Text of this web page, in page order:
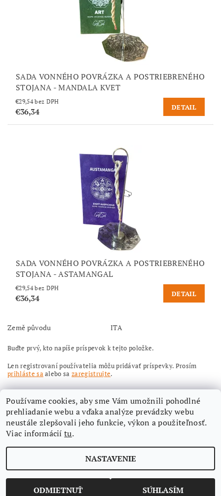
SADA VONNÉHO POVRÁZKA A POSTRIEBRENÉHO
STOJANA - MANDALA KVET
€29,54 bez DPH
€36,34 DETAIL
SADA VONNÉHO POVRÁZKA A POSTRIEBRENÉHO
STOJANA - ASTAMANGAL
€29,54 bez DPH
€36,34 DETAIL
Země původu ITA
Buďte prvý, kto napíše príspevok k tejto položke.
Len registrovaní používatelia môžu pridávať príspevky. Prosím
prihláste saalebo sazaregistrujte.
Nájdete nás aj na Facebooku
2026 ©Aimi-eshop, všetky práva vyhradenéUpraviť nastavenie cookies
Používame cookies, aby sme Vám umožnili pohodlné
prehliadanie webu a vďaka analýze prevádzky webu
neustále zlepšovali jeho funkcie, výkon a použiteľnosť.
Viac informáciítu.
NASTAVENIE
ODMIETNUŤ SÚHLASÍM